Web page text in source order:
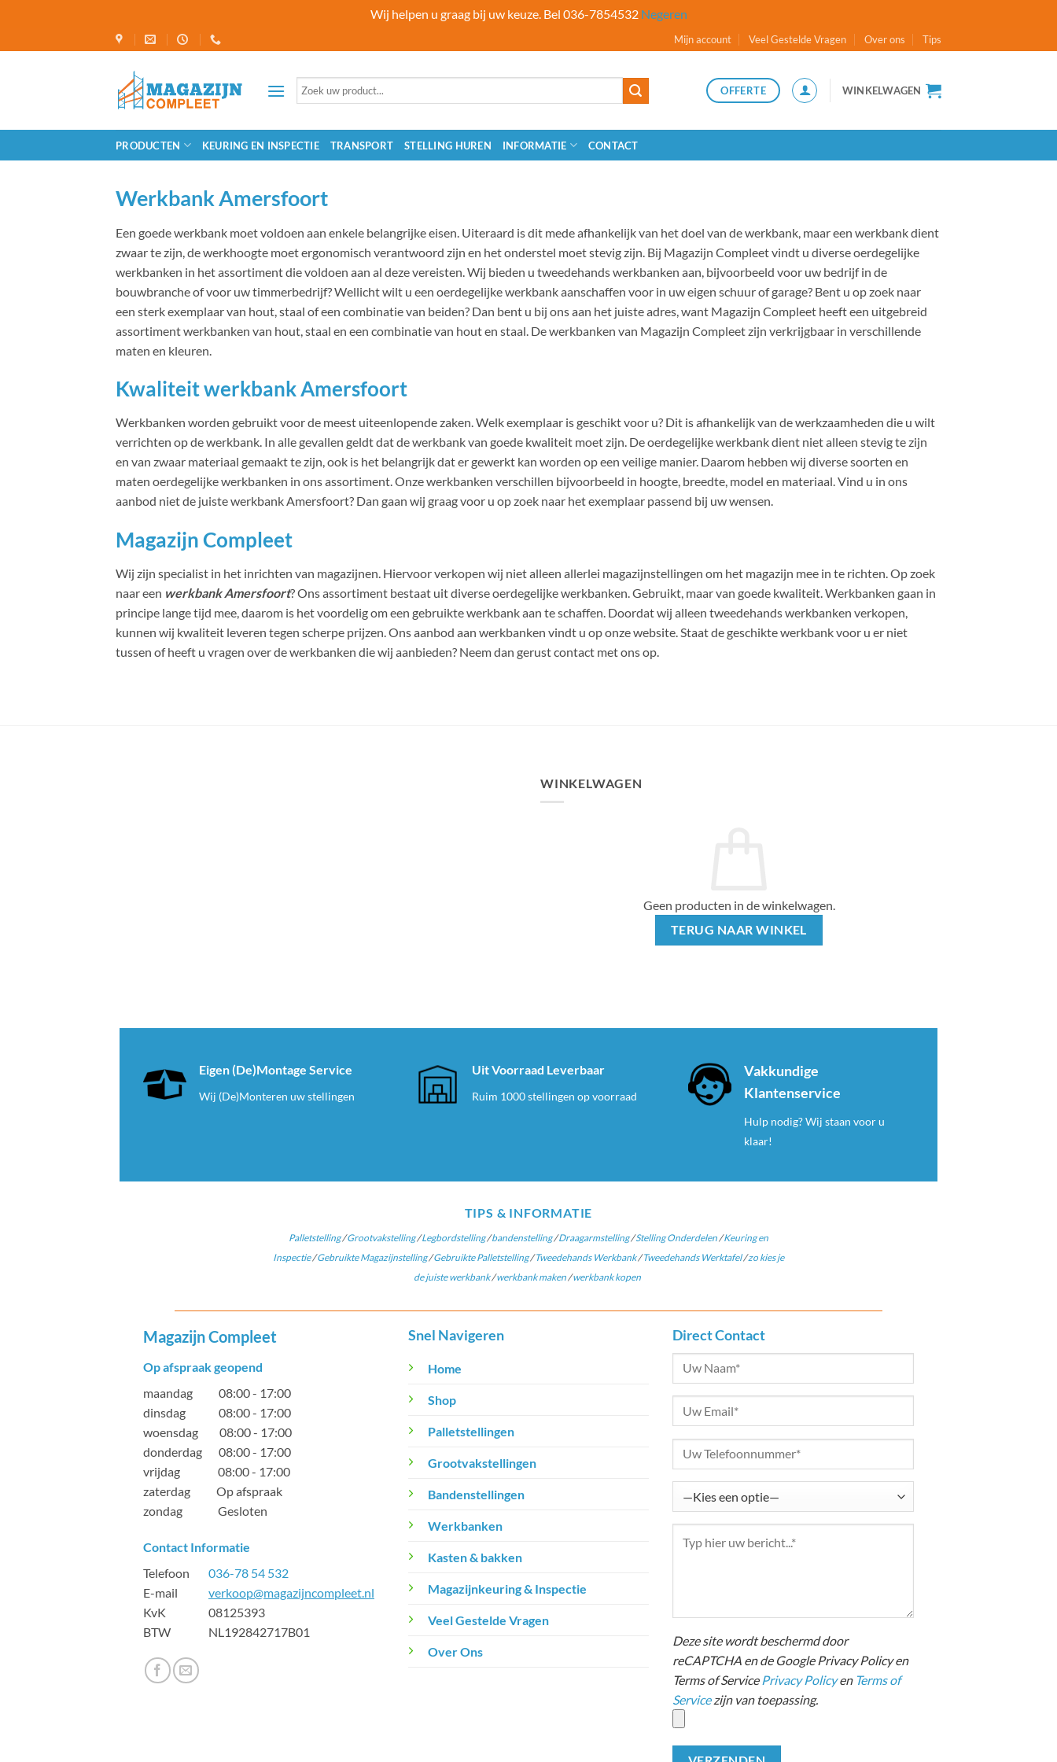
Wij helpen u graag bij uw keuze. Bel 036-7854532 Negeren
naar
Mijn account Veel Gestelde Vragen Over ons Tips
Zoeken
OFFERTE WINKELWAGEN
PRODUCTEN KEURING EN INSPECTIE TRANSPORT STELLING HUREN INFORMATIE CONTACT
Werkbank Amersfoort
Een goede werkbank moet voldoen aan enkele belangrijke eisen. Uiteraard is dit mede afhankelijk van het doel van de werkbank, maar een werkbank dient
zwaar te zijn, de werkhoogte moet ergonomisch verantwoord zijn en het onderstel moet stevig zijn. Bij Magazijn Compleet vindt u diverse oerdegelijke
werkbanken in het assortiment die voldoen aan al deze vereisten. Wij bieden u tweedehands werkbanken aan, bijvoorbeeld voor uw bedrijf in de
bouwbranche of voor uw timmerbedrijf? Wellicht wilt u een oerdegelijke werkbank aanschaffen voor in uw eigen schuur of garage? Bent u op zoek naar
een sterk exemplaar van hout, staal of een combinatie van beiden? Dan bent u bij ons aan het juiste adres, want Magazijn Compleet heeft een uitgebreid
assortiment werkbanken van hout, staal en een combinatie van hout en staal. De werkbanken van Magazijn Compleet zijn verkrijgbaar in verschillende
maten en kleuren.
Kwaliteit werkbank Amersfoort
Werkbanken worden gebruikt voor de meest uiteenlopende zaken. Welk exemplaar is geschikt voor u? Dit is afhankelijk van de werkzaamheden die u wilt
verrichten op de werkbank. In alle gevallen geldt dat de werkbank van goede kwaliteit moet zijn. De oerdegelijke werkbank dient niet alleen stevig te zijn
en van zwaar materiaal gemaakt te zijn, ook is het belangrijk dat er gewerkt kan worden op een veilige manier. Daarom hebben wij diverse soorten en
maten oerdegelijke werkbanken in ons assortiment. Onze werkbanken verschillen bijvoorbeeld in hoogte, breedte, model en materiaal. Vind u in ons
aanbod niet de juiste werkbank Amersfoort? Dan gaan wij graag voor u op zoek naar het exemplaar passend bij uw wensen.
Magazijn Compleet
Wij zijn specialist in het inrichten van magazijnen. Hiervoor verkopen wij niet alleen allerlei magazijnstellingen om het magazijn mee in te richten. Op zoek
naar een werkbank Amersfoort? Ons assortiment bestaat uit diverse oerdegelijke werkbanken. Gebruikt, maar van goede kwaliteit. Werkbanken gaan in
principe lange tijd mee, daarom is het voordelig om een gebruikte werkbank aan te schaffen. Doordat wij alleen tweedehands werkbanken verkopen,
kunnen wij kwaliteit leveren tegen scherpe prijzen. Ons aanbod aan werkbanken vindt u op onze website. Staat de geschikte werkbank voor u er niet
tussen of heeft u vragen over de werkbanken die wij aanbieden? Neem dan gerust contact met ons op.
WINKELWAGEN
Geen producten in de winkelwagen.
TERUG NAAR WINKEL
Eigen (De)Montage Service
Wij (De)Monteren uw stellingen
Uit Voorraad Leverbaar
Ruim 1000 stellingen op voorraad
Vakkundige
Klantenservice
Hulp nodig? Wij staan voor u
klaar!
TIPS & INFORMATIE
Palletstelling/Grootvakstelling/Legbordstelling/bandenstelling/Draagarmstelling/Stelling Onderdelen/Keuring en
Inspectie/Gebruikte Magazijnstelling/Gebruikte Palletstelling/Tweedehands Werkbank/Tweedehands Werktafel/zo kies je
de juiste werkbank/werkbank maken/werkbank kopen
Magazijn Compleet
Op afspraak geopend
maandag 08:00 - 17:00
dinsdag 08:00 - 17:00
woensdag 08:00 - 17:00
donderdag 08:00 - 17:00
vrijdag 08:00 - 17:00
zaterdag Op afspraak
zondag Gesloten
Contact Informatie
Telefoon 036-78 54 532
E-mail verkoop@magazijncompleet.nl
KvK 08125393
BTW NL192842717B01
Snel Navigeren
Home
Shop
Palletstellingen
Grootvakstellingen
Bandenstellingen
Werkbanken
Kasten & bakken
Magazijnkeuring & Inspectie
Veel Gestelde Vragen
Over Ons
Direct Contact
Deze site wordt beschermd door
reCAPTCHA en de Google Privacy Policy en
Terms of Service Privacy Policyen Terms of
Servicezijn van toepassing.